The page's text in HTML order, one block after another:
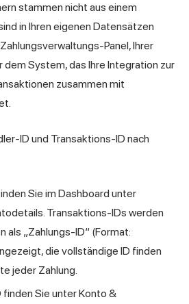
stammen nicht aus einem
in Ihren eigenen Datensätzen
Panel, Ihrer
System, das Ihre Integration zur
zusammen mit
ID und Transaktions-ID nach
Sie im Dashboard unter
Transaktions-IDs werden
als „Zahlungs-ID“ (Format:
die vollständige ID finden
jeder Zahlung.
finden Sie unter Konto &